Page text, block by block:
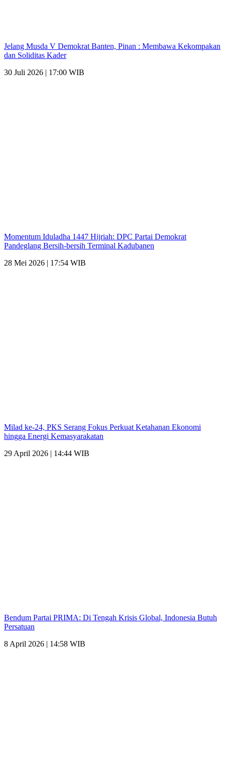
Jelang Musda V Demokrat Banten, Pinan : Membawa Kekompakan
dan Soliditas Kader
30 Juli 2026 | 17:00 WIB
Momentum Iduladha 1447 Hijriah: DPC Partai Demokrat
Pandeglang Bersih-bersih Terminal Kadubanen
28 Mei 2026 | 17:54 WIB
Milad ke-24, PKS Serang Fokus Perkuat Ketahanan Ekonomi
hingga Energi Kemasyarakatan
29 April 2026 | 14:44 WIB
Bendum Partai PRIMA: Di Tengah Krisis Global, Indonesia Butuh
Persatuan
8 April 2026 | 14:58 WIB